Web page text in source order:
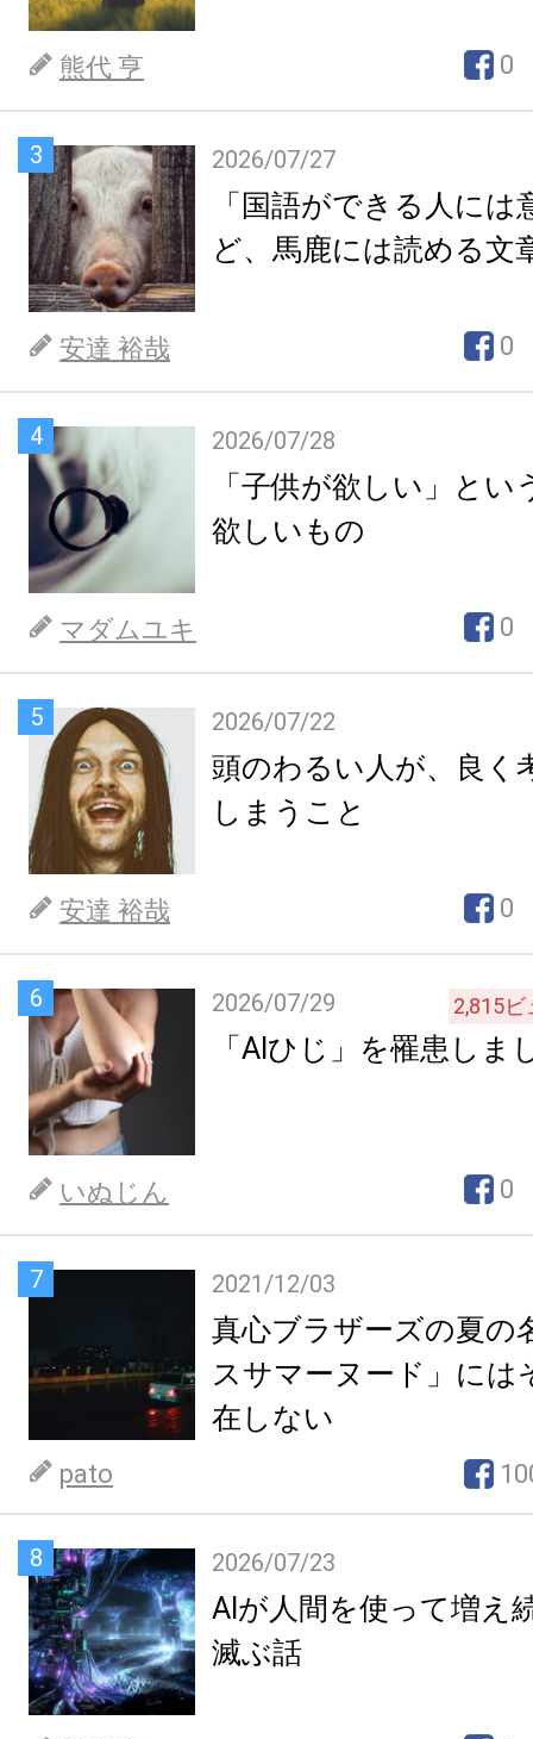
熊代 亨 0
3 2026/07/27
「国語ができる人には
ど、馬鹿には読める文
安達 裕哉 0
4 2026/07/28
「子供が欲しい」とい
欲しいもの
マダムユキ 0
5 2026/07/22
頭のわるい人が、良く
しまうこと
安達 裕哉 0
6 2026/07/29 2,815ビ
「AIひじ」を罹患しま
いぬじん 0
7 2021/12/03
真心ブラザーズの夏の
スサマーヌード」には
在しない
pato
8 2026/07/23
AIが人間を使って増え
滅ぶ話